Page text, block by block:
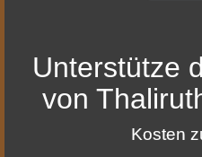
Unterstütze
von
Kosten